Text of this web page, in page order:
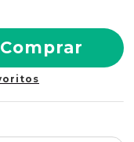
Comprar